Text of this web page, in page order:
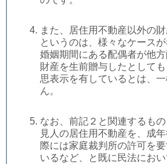
また、居住用不動産以外の
というのは、様々なケース
婚姻期間にある配偶者が他
財産を生前贈与したとして
思表示を有しているとは、
ん。
なお、前記２と関連するも
見人の居住用不動産を、成
際には家庭裁判所の許可を
いるなど、と既に民法にお